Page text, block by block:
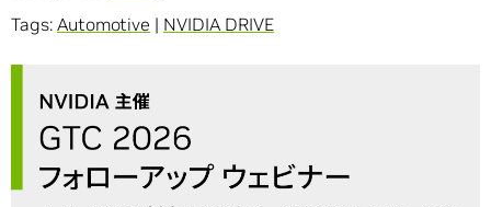
Tags: Automotive | NVIDIA DRIVE